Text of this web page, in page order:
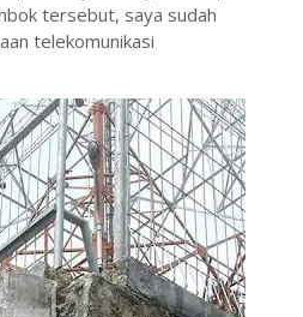
tersebut, saya sudah
telekomunikasi